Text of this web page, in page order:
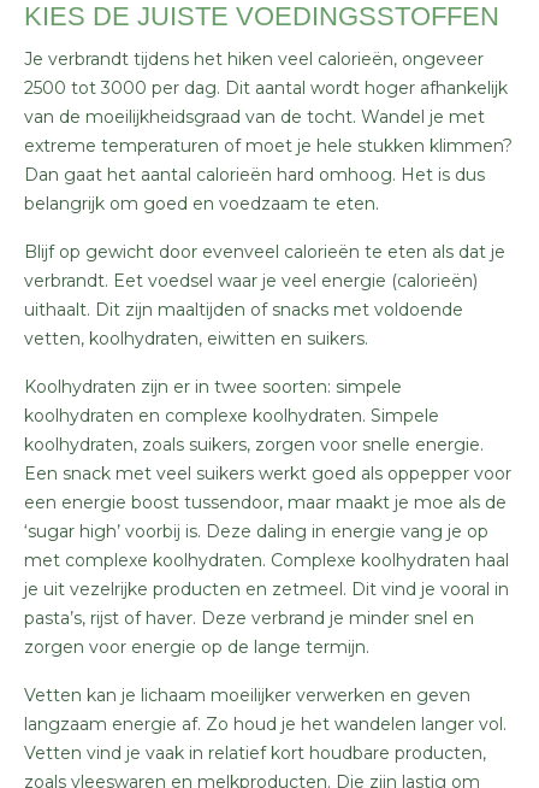
KIES DE JUISTE VOEDINGSSTOFFEN
Je verbrandt tijdens het hiken veel calorieën, ongeveer
2500 tot 3000 per dag. Dit aantal wordt hoger afhankelijk
van de moeilijkheidsgraad van de tocht. Wandel je met
extreme temperaturen of moet je hele stukken klimmen?
Dan gaat het aantal calorieën hard omhoog. Het is dus
belangrijk om goed en voedzaam te eten.
Blijf op gewicht door evenveel calorieën te eten als dat je
verbrandt. Eet voedsel waar je veel energie (calorieën)
uithaalt. Dit zijn maaltijden of snacks met voldoende
vetten, koolhydraten, eiwitten en suikers.
Koolhydraten zijn er in twee soorten: simpele
koolhydraten en complexe koolhydraten. Simpele
koolhydraten, zoals suikers, zorgen voor snelle energie.
Een snack met veel suikers werkt goed als oppepper voor
een energie boost tussendoor, maar maakt je moe als de
‘sugar high’ voorbij is. Deze daling in energie vang je op
met complexe koolhydraten. Complexe koolhydraten haal
je uit vezelrijke producten en zetmeel. Dit vind je vooral in
pasta’s, rijst of haver. Deze verbrand je minder snel en
zorgen voor energie op de lange termijn.
Vetten kan je lichaam moeilijker verwerken en geven
langzaam energie af. Zo houd je het wandelen langer vol.
Vetten vind je vaak in relatief kort houdbare producten,
zoals vleeswaren en melkproducten. Die zijn lastig om